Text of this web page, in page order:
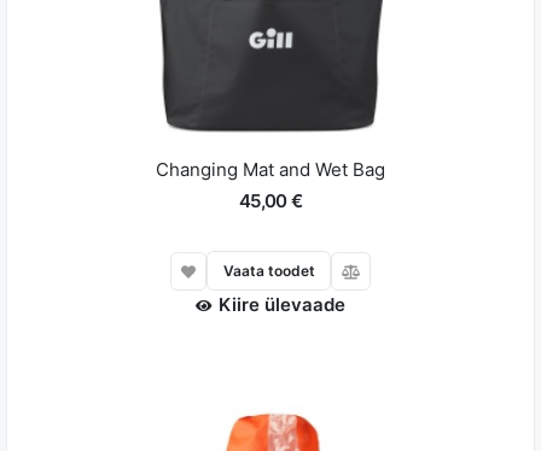
Changing Mat and Wet Bag
45,00 €
Vaata toodet
Kiire ülevaade